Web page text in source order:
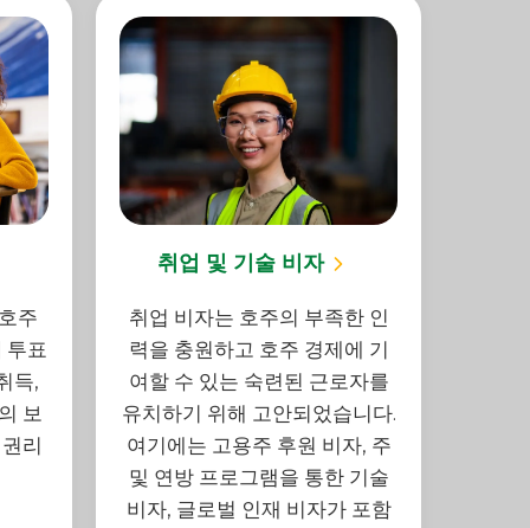
주
투표
득,
보
리
취업 및 기술 비자
취업 비자는 호주의 부족한 인
력을 충원하고 호주 경제에 기
여할 수 있는 숙련된 근로자를
유치하기 위해 고안되었습니다.
여기에는 고용주 후원 비자, 주
및 연방 프로그램을 통한 기술
비자, 글로벌 인재 비자가 포함